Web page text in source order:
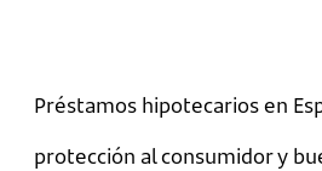
Préstamos hipotecarios en
protección al consumidor y